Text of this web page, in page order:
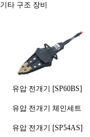
기타 구조 장비
유압 전개기 [SP60BS]
유압 전개기 체인세트
유압 전개기 [SP54AS]